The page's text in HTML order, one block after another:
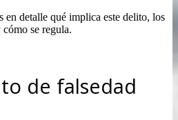
en detalle qué implica este delito, los
se regula.
de falsedad